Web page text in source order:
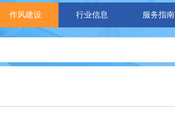
作风建设 行业信息 服务指南